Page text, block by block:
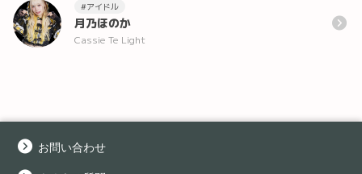
#アイドル
月乃ほのか
Cassie Te Light
お問い合わせ